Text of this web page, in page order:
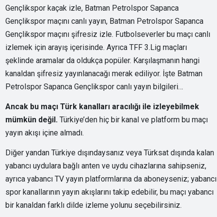
Gençlikspor kaçak izle, Batman Petrolspor Sapanca
Gençlikspor maçını canlı yayın, Batman Petrolspor Sapanca
Gençlikspor maçını şifresiz izle. Futbolseverler bu maçı canlı
izlemek için arayış içerisinde. Ayrıca TFF 3.Lig maçları
şeklinde aramalar da oldukça popüler. Karşılaşmanın hangi
kanaldan şifresiz yayınlanacağı merak ediliyor. İşte Batman
Petrolspor Sapanca Gençlikspor canlı yayın bilgileri…
Ancak bu maçı Türk kanalları aracılığı ile izleyebilmek
mümkün değil. Türkiye’den hiç bir kanal ve platform bu maçı
yayın akışı içine almadı.
Diğer yandan Türkiye dışındaysanız veya Türksat dışında kalan
yabancı uydulara bağlı anten ve uydu cihazlarına sahipseniz,
ayrıca yabancı TV yayın platformlarına da aboneyseniz; yabancı
spor kanallarının yayın akışlarını takip edebilir, bu maçı yabancı
bir kanaldan farklı dilde izleme yolunu seçebilirsiniz.